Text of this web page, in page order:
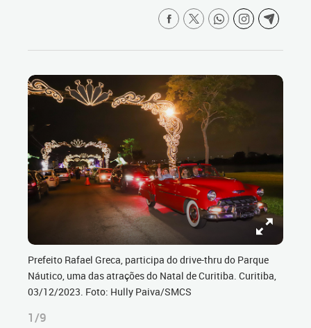
Prefeito Rafael Greca, participa do drive-thru do Parque
Náutico, uma das atrações do Natal de Curitiba. Curitiba,
03/12/2023. Foto: Hully Paiva/SMCS
1/9